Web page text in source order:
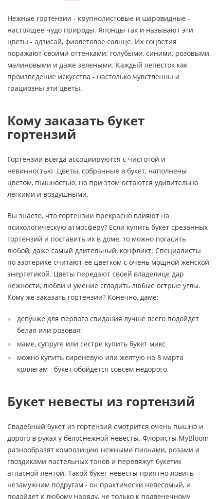
Нежные гортензии - крупнолистовые и шаровидные -
настоящее чудо природы. Японцы так и называют эти
цветы - адзисай, фиолетовое солнце. Их соцветия
поражают своими оттенками: голубыми, синими, розовыми,
малиновыми и даже зелеными. Каждый лепесток как
произведение искусства - настолько чувственны и
грациозны эти цветы.
Кому заказать букет
гортензий
Гортензии всегда ассоциируются с чистотой и
невинностью. Цветы, собранные в букет, наполнены
цветом, пышностью, но при этом остаются удивительно
легкими и воздушными.
Вы знаете, что гортензии прекрасно влияют на
психологическую атмосферу? Если купить букет срезанных
гортензий и поставить их в доме, то можно погасить
любой, даже самый длительный, конфликт. Специалисты
по эзотерике считают ее цветком с очень мощной женской
энергетикой. Цветы передают своей владелице дар
нежности, любви и умение сгладить любые острые углы.
Кому же заказать гортензии? Конечно, даме:
девушке для первого свидания лучше всего подойдет
белая или розовая;
маме, супруге или сестре купить букет микс
можно купить сиреневую или желтую на 8 марта
коллегам - букет обойдется совсем недорого.
Букет невесты из гортензий
Свадебный букет из гортензий смотрится очень пышно и
дорого в руках у белоснежной невесты. Флористы MyBloom
разнообразят композицию нежными пионами, розами и
гвоздиками пастельных тонов и перевяжут букетик
атласной лентой. Такой букет невесты приятно ловить
незамужним подругам - он практически невесомый, и
подойдет к любому наряду, не только к подвенечному